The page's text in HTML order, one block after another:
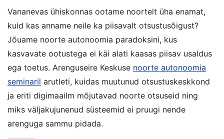
Vananevas ühiskonnas ootame noortelt üha enamat,
kuid kas anname neile ka piisavalt otsustusõigust?
Jõuame noorte autonoomia paradoksini, kus
kasvavate ootustega ei käi alati kaasas piisav usaldus
ega toetus. Arenguseire Keskuse noorte autonoomia
seminaril arutleti, kuidas muutunud otsustuskeskkond
ja eriti digimaailm mõjutavad noorte otsuseid ning
miks väljakujunenud süsteemid ei pruugi nende
arenguga sammu pidada.